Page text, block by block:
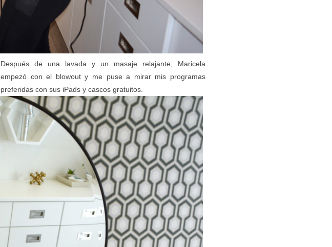
Después de una lavada y un masaje relajante, Maricela
empezó con el blowout y me puse a mirar mis programas
preferidas con sus iPads y cascos gratuitos.